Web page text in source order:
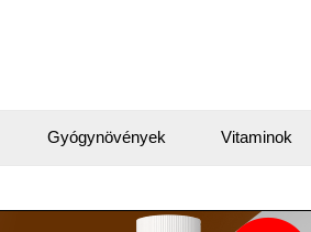
Gyógynövények Vitaminok